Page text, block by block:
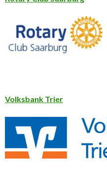
Volksbank Trier